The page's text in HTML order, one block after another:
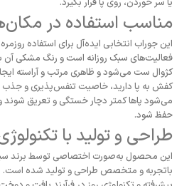
یا سر خوردن، روی پا قرار بگیرد.
مناسب استفاده در
این جوراب انتخابی ایده‌آل برای استفاده
فعالیت‌های سبک روزانه است و رنگ مشکی آن
کژوال ست می‌شود و ظاهری مرتب و آراسته
کفش به پا دارید، خاصیت تنفس‌پذیری و جذب
می‌شود پاها کمتر دچار خستگی و تعریق
حفظ شود.
طراحی و تولید با
این محصول به‌صورت اختصاصی توسط برند
باتجربه و متخصص طراحی و تولید شده است.